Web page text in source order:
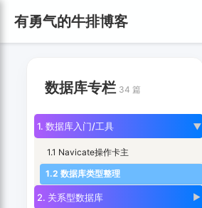
有勇气的牛排博客
数据库专栏 34 篇
1. 数据库入门/工具 ▶
1.1 Navicate操作卡主
1.2 数据库类型整理
2. 关系型数据库 ▶